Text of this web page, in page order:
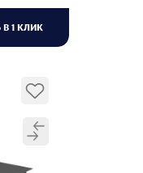
1 КЛИК